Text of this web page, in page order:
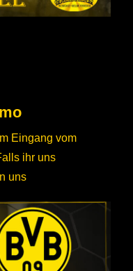
Eingang vom
ihr uns
uns